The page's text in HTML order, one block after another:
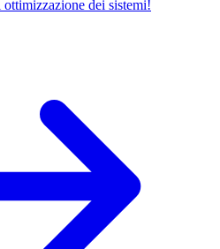
ottimizzazione dei sistemi!